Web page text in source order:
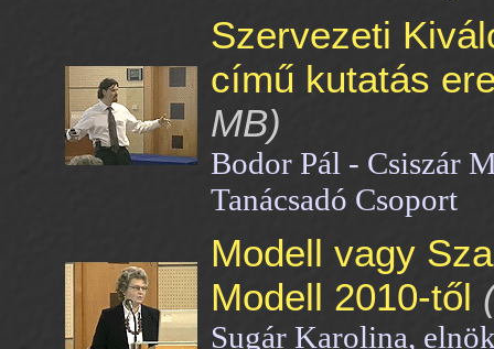
Szervezeti
című kutatás
MB)
Bodor Pál - Csiszár
Tanácsadó Csoport
Modell vagy
Modell 2010-től
Sugár Karolina,